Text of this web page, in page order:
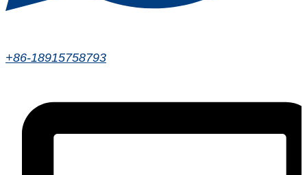
+86-18915758793